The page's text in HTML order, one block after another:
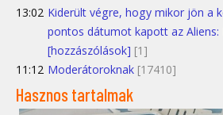
13:02 Kiderült végre, hogy mikor jön a
pontos dátumot kapott az Aliens:
[hozzászólások] [1]
11:12 Moderátoroknak [17410]
Hasznos tartalmak